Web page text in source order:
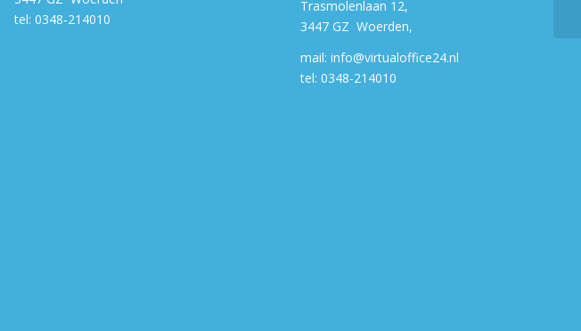
tel:0348-214010
Trasmolenlaan 12,
3447 GZ Woerden,
mail: info@virtualoffice24.nl
tel: 0348-214010